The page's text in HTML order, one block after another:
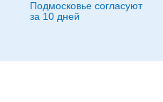
Подмосковье согласуют
за 10 дней